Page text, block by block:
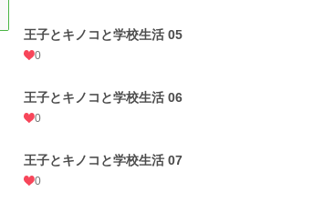
王子とキノコと学校生活 05
0
王子とキノコと学校生活 06
0
王子とキノコと学校生活 07
0